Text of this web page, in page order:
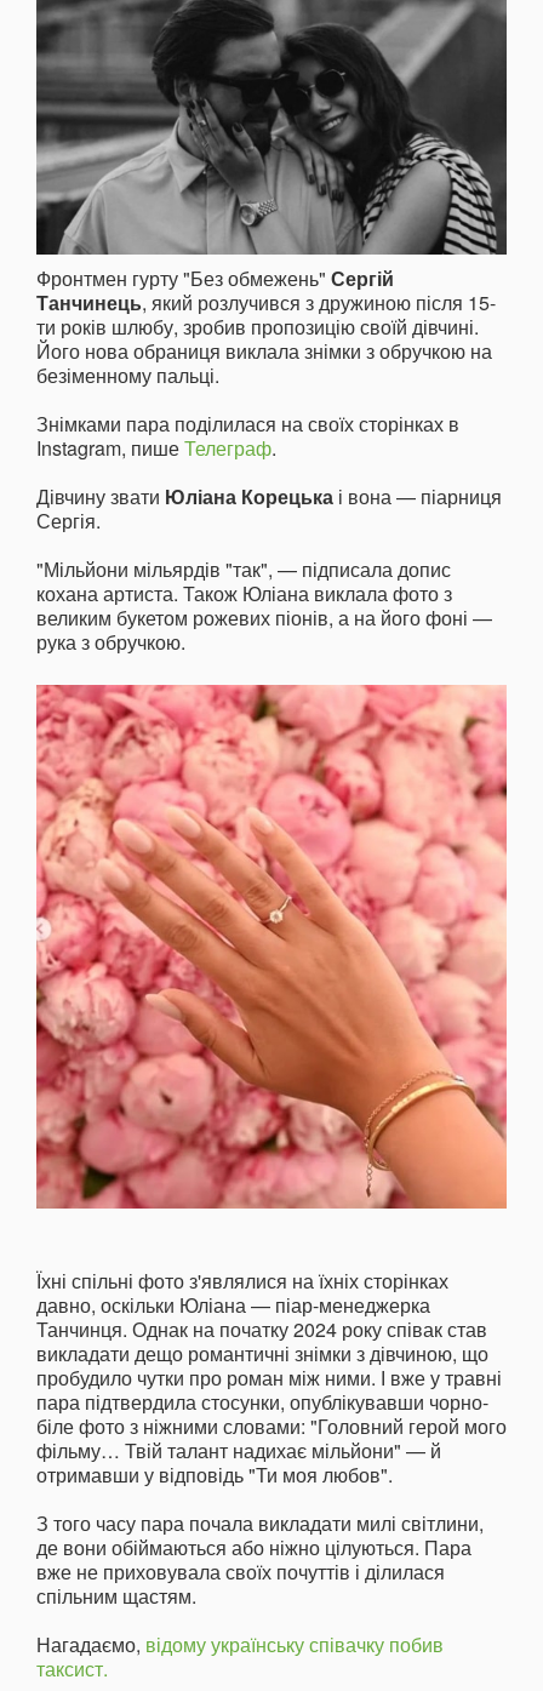
Фронтмен гурту "Без обмежень" Сергій
Танчинець, який розлучився з дружиною після 15-
ти років шлюбу, зробив пропозицію своїй дівчині.
Його нова обраниця виклала знімки з обручкою на
безіменному пальці.
Знімками пара поділилася на своїх сторінках в
Instagram, пишеТелеграф.
Дівчину звати Юліана Корецька і вона — піарниця
Сергія.
"Мільйони мільярдів "так", — підписала допис
кохана артиста. Також Юліана виклала фото з
великим букетом рожевих піонів, а на його фоні —
рука з обручкою.
Їхні спільні фото з'являлися на їхніх сторінках
давно, оскільки Юліана — піар-менеджерка
Танчинця. Однак на початку 2024 року співак став
викладати дещо романтичні знімки з дівчиною, що
пробудило чутки про роман між ними. І вже у травні
пара підтвердила стосунки, опублікувавши чорно-
біле фото з ніжними словами: "Головний герой мого
фільму… Твій талант надихає мільйони" — й
отримавши у відповідь "Ти моя любов".
З того часу пара почала викладати милі світлини,
де вони обіймаються або ніжно цілуються. Пара
вже не приховувала своїх почуттів і ділилася
спільним щастям.
Нагадаємо, відому українську співачку побив
таксист.